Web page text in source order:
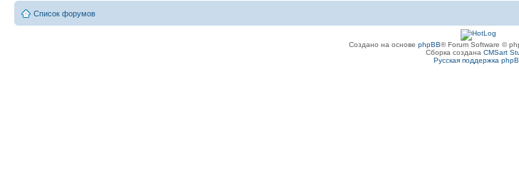
Список форумов
Создано на основе phpBB® Forum Software ©
Сборка создана CMSart
Русская поддержка